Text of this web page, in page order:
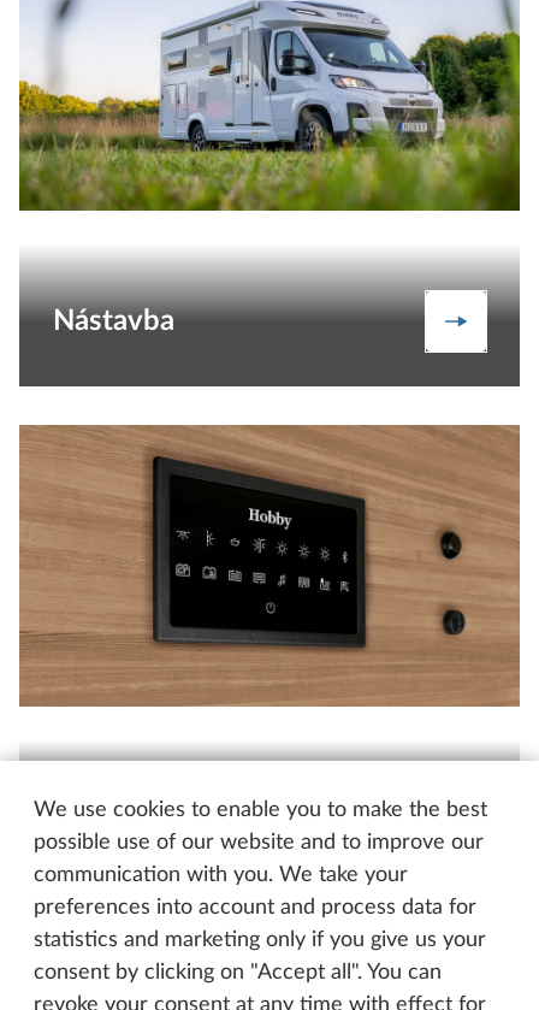
We use cookies to enable you to make the best
possible use of our website and to improve our
communication with you. We take your
preferences into account and process data for
statistics and marketing only if you give us your
consent by clicking on "Accept all". You can
revoke your consent at any time with effect for
Nástavba
Palubní systémy Palubní
Vyhledávání, porovnání,